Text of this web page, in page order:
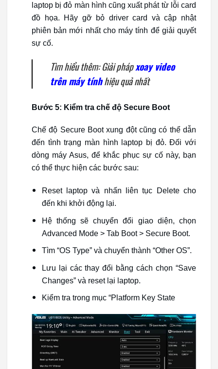
laptop bị đỏ màn hình cũng xuất phát từ lỗi card
đồ họa. Hãy gỡ bỏ driver card và cập nhật
phiên bản mới nhất cho máy tính để giải quyết
sự cố.
Tìm hiểu thêm: Giải phápxoay video
trên máy tínhhiệu quả nhất
Bước 5: Kiểm tra chế độ Secure Boot
Chế độ Secure Boot xung đột cũng có thể dẫn
đến tình trạng màn hình laptop bị đỏ. Đối với
dòng máy Asus, để khắc phục sự cố này, bạn
có thể thực hiện các bước sau:
Reset laptop và nhấn liên tục Delete cho
đến khi khởi động lại.
Hệ thống sẽ chuyển đổi giao diện, chọn
Advanced Mode > Tab Boot > Secure Boot.
Tìm “OS Type” và chuyển thành “Other OS”.
Lưu lại các thay đổi bằng cách chọn “Save
Changes” và reset lại laptop.
Kiểm tra trong mục “Platform Key State